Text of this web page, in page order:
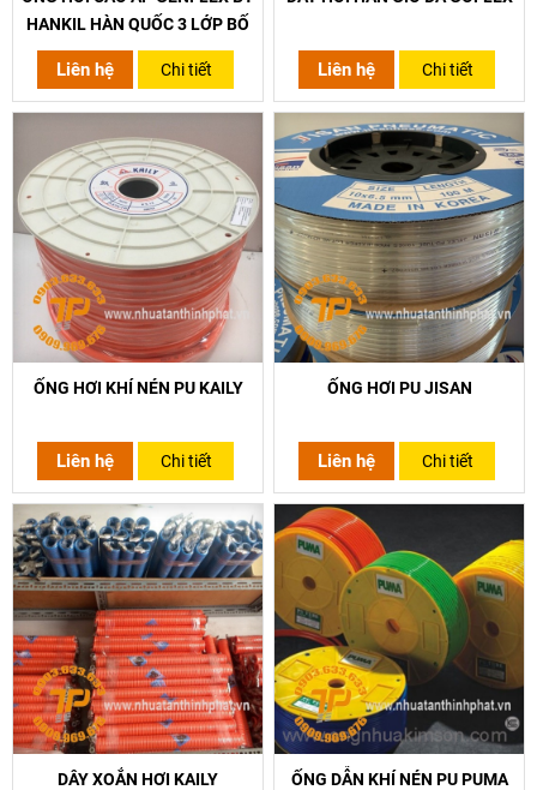
HANKIL HÀN QUỐC 3 LỚP BỐ
Liên hệ Chi tiết Liên hệ Chi tiết
ỐNG HƠI KHÍ NÉN PU KAILY
Liên hệ Chi tiết
ỐNG HƠI PU JISAN
Liên hệ Chi tiết
DÂY XOẮN HƠI KAILY ỐNG DẪN KHÍ NÉN PU PUMA